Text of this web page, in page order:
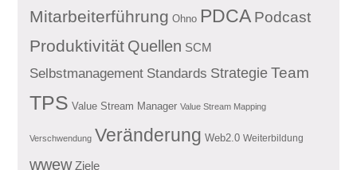
Mitarbeiterführung Ohno PDCA Podcast
Produktivität Quellen SCM
Selbstmanagement Standards Strategie Team
TPS Value Stream Manager Value Stream Mapping
Verschwendung Veränderung Web2.0 Weiterbildung
wwew Ziele